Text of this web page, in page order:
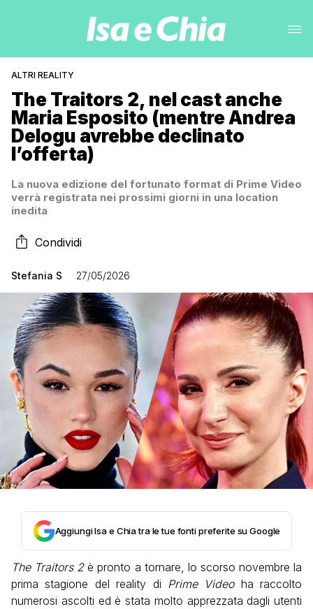
ALTRI REALITY
The Traitors 2, nel cast anche
Maria Esposito (mentre Andrea
Delogu avrebbe declinato
l’offerta)
La nuova edizione del fortunato format di Prime Video
verrà registrata nei prossimi giorni in una location
inedita
Condividi
Stefania S 27/05/2026
Aggiungi Isa e Chia tra le tue fonti preferite su Google
The Traitors 2è pronto a tornare, lo scorso novembre la
prima stagione del reality di Prime Video ha raccolto
numerosi ascolti ed è stata molto apprezzata dagli utenti